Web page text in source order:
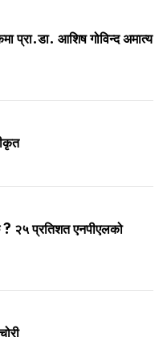
प्रा.डा. आशिष गोविन्द अमात्य
२५ प्रतिशत एनपीएलको